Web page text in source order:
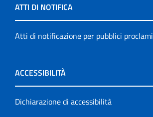
ATTI DI NOTIFICA
Atti di notificazione per pubblici proclami
ACCESSIBILITÀ
Dichiarazione di accessibilità